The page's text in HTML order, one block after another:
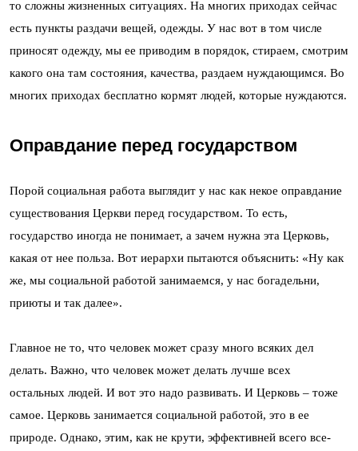
то сложны жизненных ситуациях. На многих приходах сейчас
есть пункты раздачи вещей, одежды. У нас вот в том числе
приносят одежду, мы ее приводим в порядок, стираем, смотрим
какого она там состояния, качества, раздаем нуждающимся. Во
многих приходах бесплатно кормят людей, которые нуждаются.
Оправдание перед государством
Порой социальная работа выглядит у нас как некое оправдание
существования Церкви перед государством. То есть,
государство иногда не понимает, а зачем нужна эта Церковь,
какая от нее польза. Вот иерархи пытаются объяснить: «Ну как
же, мы социальной работой занимаемся, у нас богадельни,
приюты и так далее».
Главное не то, что человек может сразу много всяких дел
делать. Важно, что человек может делать лучше всех
остальных людей. И вот это надо развивать. И Церковь – тоже
самое. Церковь занимается социальной работой, это в ее
природе. Однако, этим, как не крути, эффективней всего все-